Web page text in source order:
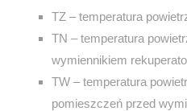
TZ – temperatura
TN – temperatura
wymiennikiem
TW – temperatura
pomieszczeń przed